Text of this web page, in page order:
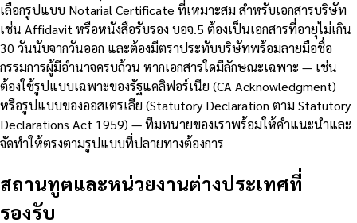
เลือกรูปแบบ Notarial Certificate ที่เหมาะสม สำหรับเอกสารบริษัท
เช่น Affidavit หรือหนังสือรับรอง บอจ.5 ต้องเป็นเอกสารที่อายุไม่เกิน
30 วันนับจากวันออก และต้องมีตราประทับบริษัทพร้อมลายมือชื่อ
กรรมการผู้มีอำนาจครบถ้วน หากเอกสารใดมีลักษณะเฉพาะ — เช่น
ต้องใช้รูปแบบเฉพาะของรัฐแคลิฟอร์เนีย (CA Acknowledgment)
หรือรูปแบบของออสเตรเลีย (Statutory Declaration ตาม Statutory
Declarations Act 1959) — ทีมทนายของเราพร้อมให้คำแนะนำและ
จัดทำให้ตรงตามรูปแบบที่ปลายทางต้องการ
สถานทูตและหน่วยงานต่างประเทศที่
รองรับ